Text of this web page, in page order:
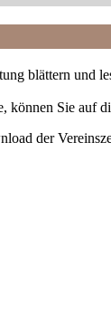
blättern und
Sie auf
der